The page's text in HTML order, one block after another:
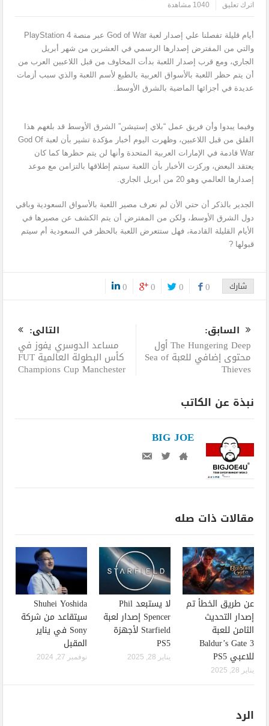
اترك تعليق
1040 مشاهدة
أيام قليلة تفصلنا علي إصدار لعبة God of War عبر منصة PlayStation 4
والتي من المفترض إصدارها الرسمي في العشرين من شهر أبريل
الجاري، ومع قرب إصدار اللعبة بدأت المخاوف من قبل اللاعبين العرب من
أن يتم حظر اللعبة بالأسواق العربية بالطبع لأسم اللعبة والذي سبب أزمات
عديدة في أجزائها الماضية بالشرق الأوسط.
وفيما يبدوا وأن فريق عمل “بلاي إستيشن” الشرق الأوسط قد بلغهم هذا
القلق من قبل اللاعبين، وظهرت اليوم أخبار مؤكدة تشير بأن لعبة God Of
War قادمة في الإمارات العربية المتحدة وأنها لن يتم حظرها كما كان
يعتقد البعض، وركزت الأخبار بأن اللعبة سيتم إطلاقها بالتزامن مع موعد
إصدارها العالمي وهو 20 من أبريل الجاري.
الجدير بالذكر أن حتي الأن لم نعرف مصير اللعبة بالأسواق السعودية وباقي
دول الشرق الأوسط، ولكن من المفترض أن يتم الكشف عن مصيرها في
الأيام القليلة القادمة، فهل ستتعرض اللعبة بالحظر في السعودية أم سيتم
قبولها ?
شارك 0
0
0
0
السابق:
The Hungering Deep أول
محتوى إضافي للعبة Sea of
Thieves
التالى:
مساعد الدوسري يفوز في
كأس البطولة العالمية FUT
Champions Cup Manchester
نبذة عن الكاتب
BIG JOE
مقالات ذات صله
عن طريق الخطأ تم
إصدار التحديث
الثامن للعبة
Baldur’s Gate 3
للاعبي PS5
يناير 28, 2025
لا يستبعد Phil
Spencer إصدار لعبة
Starfield لأجهزة
PS5
يناير 28, 2025
Shuhei Yoshida
سيتقاعد من شركة
Sony في يناير
المقبل
نوفمبر 27, 2024
الرد